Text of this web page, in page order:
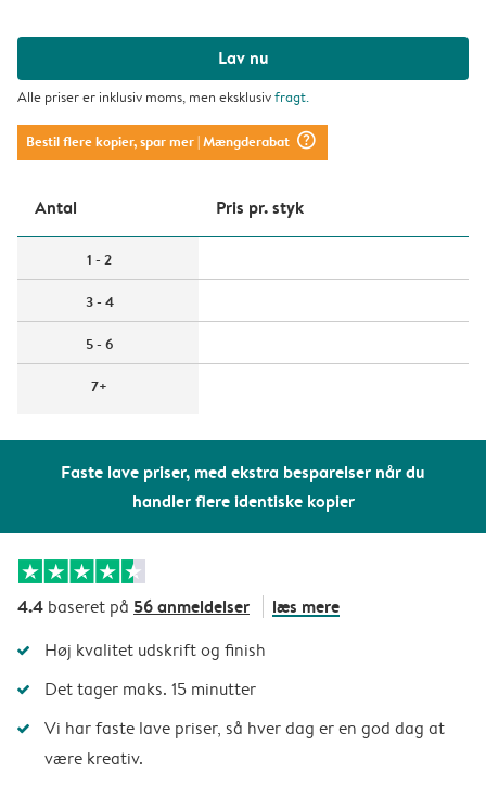
Faste lave priser, med ekstra besparelser når du
handler flere identiske kopier
Lav nu
Alle priser er inklusiv moms, men eksklusivfragt.
Bestil flere kopier, spar mer| Mængderabat question_mark_circle
Antal Pris pr. styk
1 - 2
3 - 4
5 - 6
7+
4.4 baseret på 56 anmeldelser læs mere
Høj kvalitet udskrift og finish
Det tager maks. 15 minutter
Vi har faste lave priser, så hver dag er en god dag at
være kreativ.